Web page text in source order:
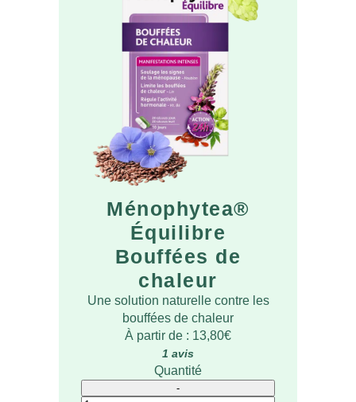
Ménophytea®
Équilibre
Bouffées de
chaleur
Une solution naturelle contre les
bouffées de chaleur
À partir de : 13,80€
1 avis
Quantité